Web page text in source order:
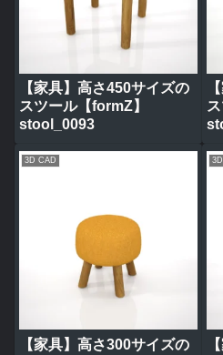
【家具】高さ450サイズの
スツール【formZ】
stool_0093
3D CAD
【家具】高さ300サイズの